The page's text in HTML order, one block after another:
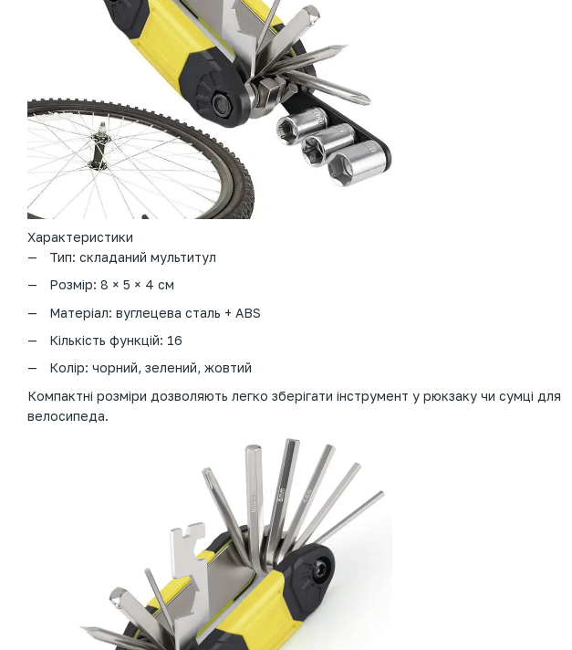
Характеристики
Тип: складаний мультитул
Розмір: 8 × 5 × 4 см
Матеріал: вуглецева сталь + ABS
Кількість функцій: 16
Колір: чорний, зелений, жовтий
Компактні розміри дозволяють легко зберігати інструмент у рюкзаку чи сумці для
велосипеда.